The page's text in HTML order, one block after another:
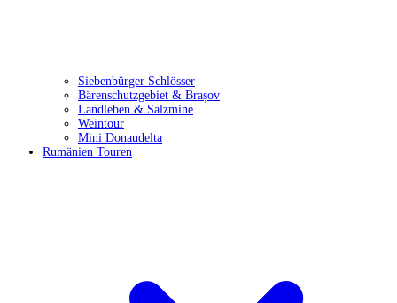
Siebenbürger Schlösser
Bärenschutzgebiet & Brașov
Landleben & Salzmine
Weintour
Mini Donaudelta
Rumänien Touren